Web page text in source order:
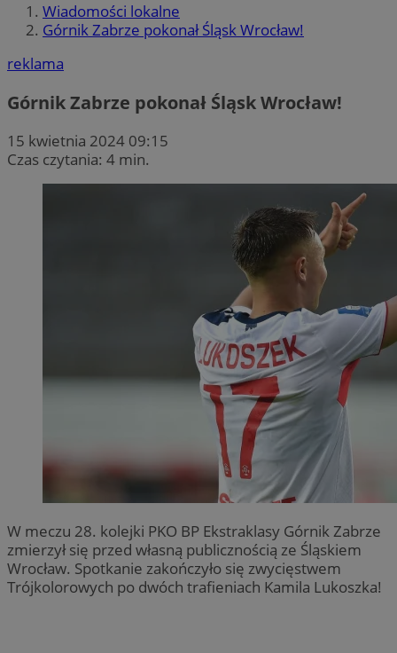
Wiadomości lokalne
Górnik Zabrze pokonał Śląsk Wrocław!
reklama
Górnik Zabrze pokonał Śląsk Wrocław!
15 kwietnia 2024 09:15
Czas czytania: 4 min.
W meczu 28. kolejki PKO BP Ekstraklasy Górnik Zabrze
zmierzył się przed własną publicznością ze Śląskiem
Wrocław. Spotkanie zakończyło się zwycięstwem
Trójkolorowych po dwóch trafieniach Kamila Lukoszka!